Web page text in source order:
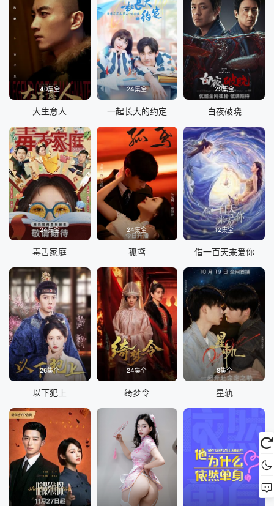
40集全
大生意人
24集全
一起长大的约定
29集全
白夜破晓
24集全
毒舌家庭
24集全
孤鸢
12集全
借一百天来爱你
26集全
以下犯上
24集全
绮梦令
8集全
星轨